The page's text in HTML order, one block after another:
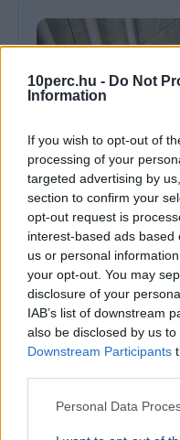
10perc.hu - Do Not
Information
If you wish to opt-out of
processing of your
targeted advertising by
section to confirm your
opt-out request is
interest-based ads
us or personal
your opt-out. You may
disclosure of your
IAB’s list of downstream
also be disclosed by us
Downstream Participants
Personal Data
BELFÖLD
Összeomlás szélén
A teljes éves
cseréjére kellene
A magyar víziközmű-
kritikus állapotban van,
pedig exponenciálisan
rezsicsökk...